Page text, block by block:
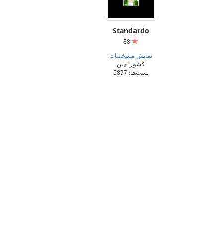
Standardo
نمایش مشخصات
کشور: چین
پست‌ها: 5877